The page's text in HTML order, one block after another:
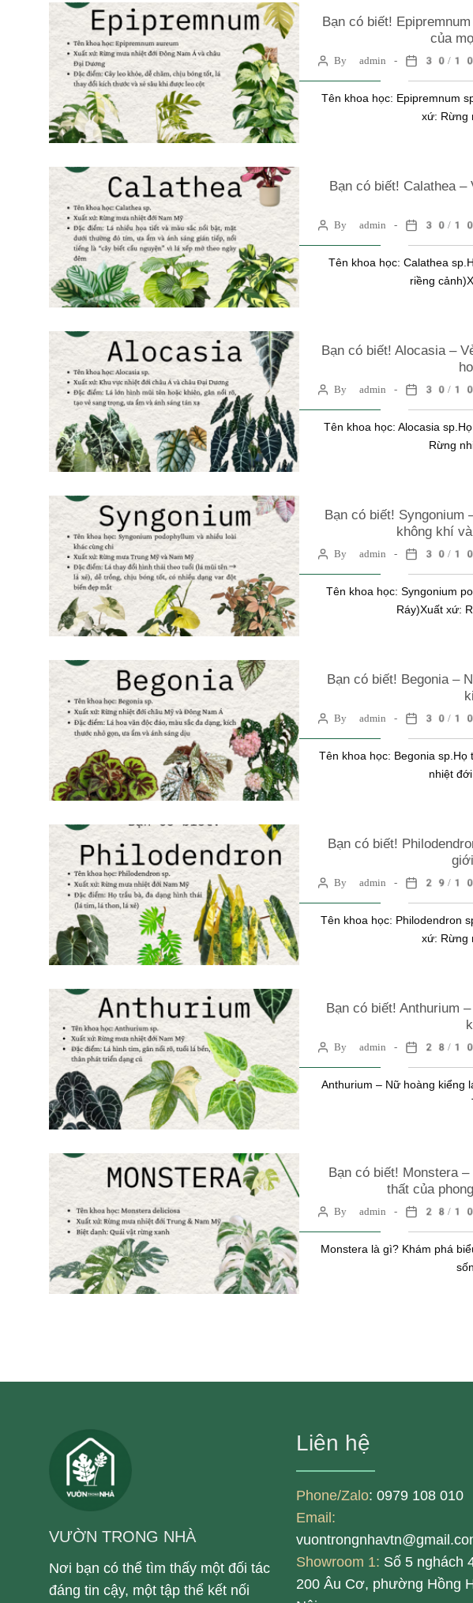
Bạn có biết!
của
By admin 30/10
Tên khoa học: Epipremnum
xứ: Rừng
Bạn có biết! Calathea
By admin 30/10
Tên khoa học: Calathea
riềng
Bạn có biết! Alocasia –
By admin 30/10
Tên khoa học: Alocasia
Rừng
Bạn có biết! Syngonium
không khí
By admin 30/10
Tên khoa học: Syngonium
Ráy)Xuất xứ:
Bạn có biết! Begonia –
By admin 30/10
Tên khoa học: Begonia
nhiệt đới
Bạn có biết!
By admin 29/10
Tên khoa học: Philodendron
xứ: Rừng
Bạn có biết! Anthurium
By admin 28/10
Anthurium – Nữ hoàng kiểng
Bạn có biết! Monstera
thất của
By admin 28/10
Monstera là gì? Khám phá
VƯỜN TRONG NHÀ
Nơi bạn có thể tìm thấy một đối tác
đáng tin cậy, một tập thể kết nối
Liên hệ
Phone/Zalo: 0979 108 010
Email:
Showroom 1: Số 5 nghách
200 Âu Cơ, phường Hồng